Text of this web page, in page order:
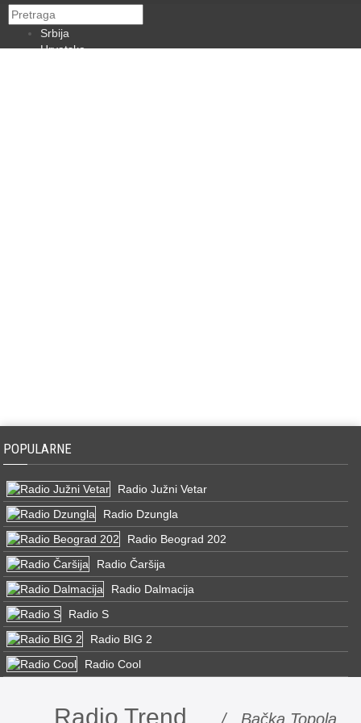
Srbija
Hrvatska
POPULARNE
Radio Južni Vetar
Radio Dzungla
Radio Beograd 202
Radio Čaršija
Radio Dalmacija
Radio S
Radio BIG 2
Radio Cool
Radio Trend / Bačka Topola